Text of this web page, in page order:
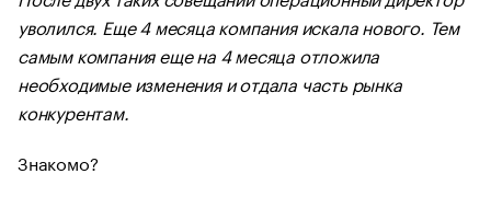
уволился. Еще 4 месяца компания искала нового. Тем
самым компания еще на 4 месяца отложила
необходимые изменения и отдала часть рынка
конкурентам.
Знакомо?